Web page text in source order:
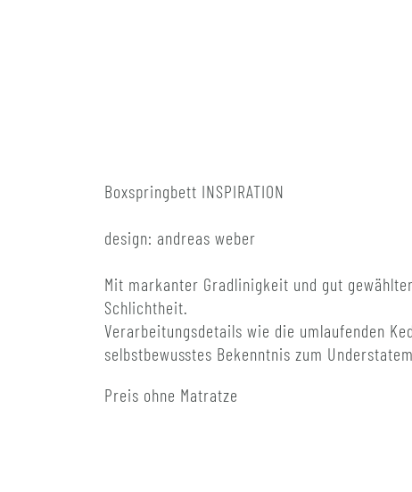
Boxspringbett INSPIRATION
design: andreas weber
Mit markanter Gradlinigkeit und gut
Schlichtheit.
Verarbeitungsdetails wie die umlaufenden
selbstbewusstes Bekenntnis zum
Preis ohne Matratze